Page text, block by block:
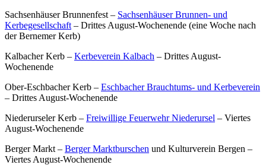
Sachsenhäuser Brunnenfest – Sachsenhäuser Brunnen- und
Kerbegesellschaft – Drittes August-Wochenende (eine Woche nach
der Bernemer Kerb)
Kalbacher Kerb – Kerbeverein Kalbach – Drittes August-
Wochenende
Ober-Eschbacher Kerb – Eschbacher Brauchtums- und Kerbeverein
– Drittes August-Wochenende
Niederurseler Kerb – Freiwillige Feuerwehr Niederursel – Viertes
August-Wochenende
Berger Markt – Berger Marktburschen und Kulturverein Bergen –
Viertes August-Wochenende